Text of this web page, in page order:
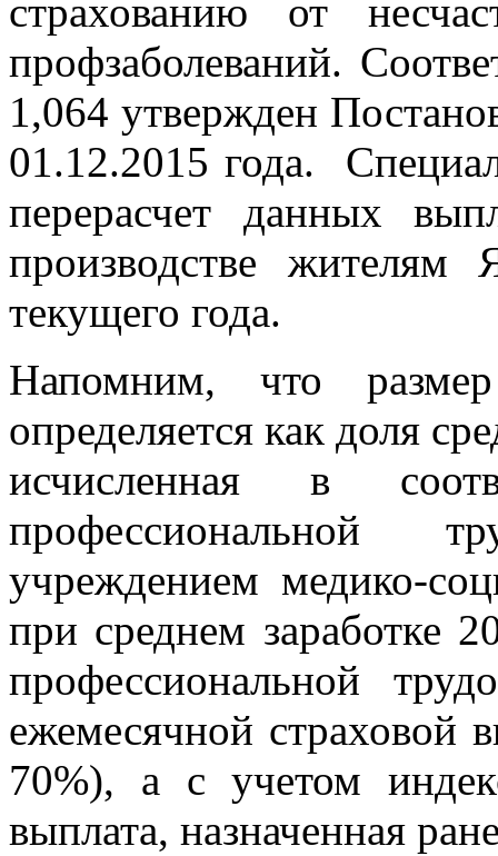
страхованию от
профзаболеваний.
1,064 утвержден
01.12.2015 года.
перерасчет данных
производстве жителям
текущего года.
Напомним, что
определяется как доля
исчисленная в
профессиональной
учреждением медико-
при среднем заработке
профессиональной
ежемесячной страховой
70%), а с учетом
выплата, назначенная